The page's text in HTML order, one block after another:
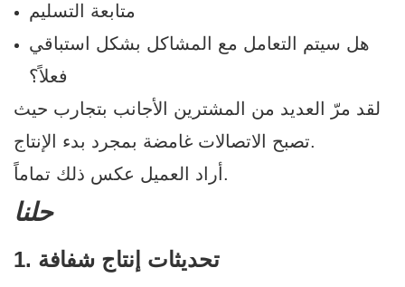
متابعة التسليم
هل سيتم التعامل مع المشاكل بشكل استباقي
فعلاً؟
لقد مرّ العديد من المشترين الأجانب بتجارب حيث
تصبح الاتصالات غامضة بمجرد بدء الإنتاج.
أراد العميل عكس ذلك تماماً.
حلنا
1. تحديثات إنتاج شفافة